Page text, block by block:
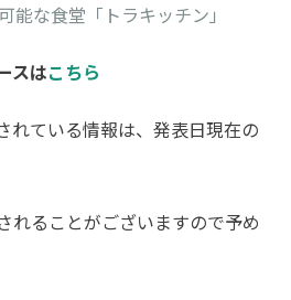
能な食堂「トラキッチン」
スはこちら
れている情報は、発表日現在の
れることがございますので予め